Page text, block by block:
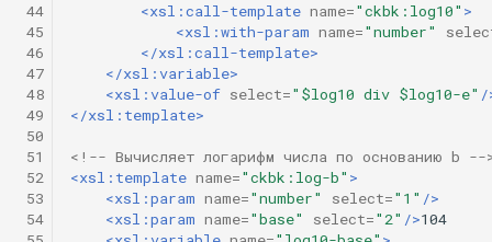
44
45
46
47
48
49
50
51
52
53
54
<xsl:call-template name="ckbk:log10" >
<xsl:with-param name="number"
</xsl:call-template>
</xsl:variable>
<xsl:value-of select="$log10 div $log10-e" /
</xsl:template>
<!-- Вычисляет логарифм числа по основанию b --
<xsl:template name="ckbk:log-b" >
<xsl:param name="number" select="1" />
<xsl:param name="base" select="2" />